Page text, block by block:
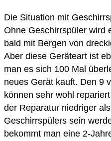
Die Situation mit
Ohne Geschirrspüler wird
bald mit Bergen von
Aber diese Geräteart ist
man es sich 100 Mal
neues Gerät kauft. Den 9
können sehr wohl
der Reparatur niedriger
Geschirrspülers sein
bekommt man eine 2-